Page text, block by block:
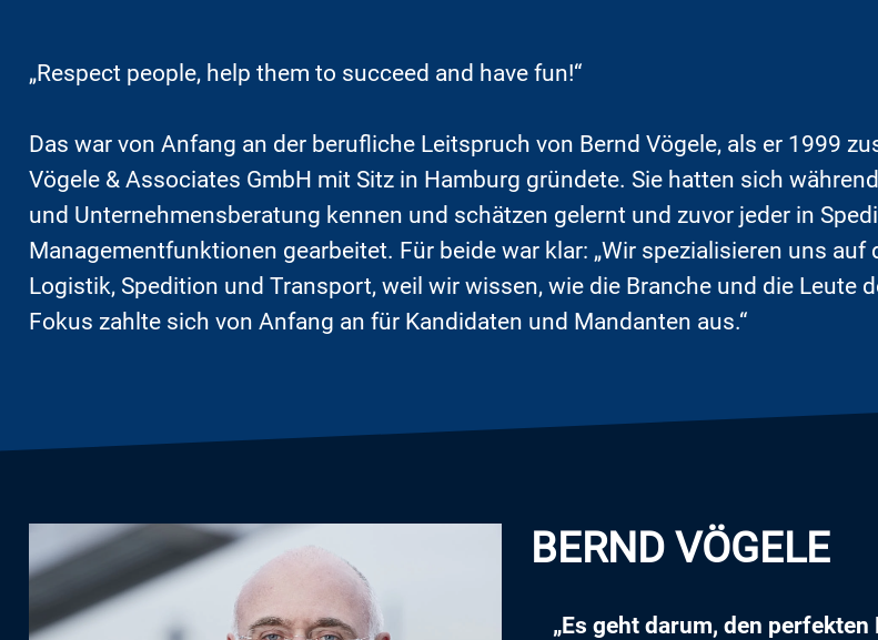
„Respect people, help them to succeed and have fun!“
Das war von Anfang an der berufliche Leitspruch von Bernd Vögele, als er 1999
Vögele & Associates GmbH mit Sitz in Hamburg gründete. Sie hatten sich
und Unternehmensberatung kennen und schätzen gelernt und zuvor jeder in
Managementfunktionen gearbeitet. Für beide war klar: „Wir spezialisieren uns
Logistik, Spedition und Transport, weil wir wissen, wie die Branche und die Leute
Fokus zahlte sich von Anfang an für Kandidaten und Mandanten aus.“
BERND VÖGELE
„Es geht darum, den